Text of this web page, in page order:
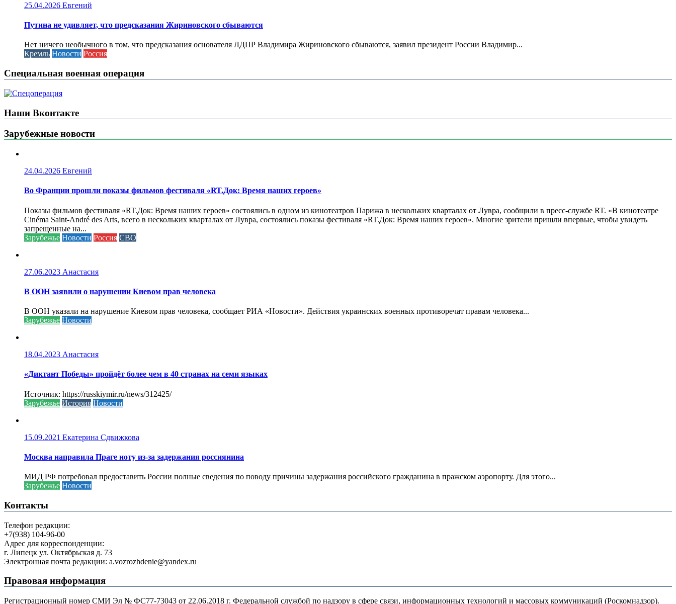
25.04.2026 Евгений
Путина не удивляет, что предсказания Жириновского сбываются
Нет ничего необычного в том, что предсказания основателя ЛДПР Владимира Жириновского сбываются, заявил президент России Владимир...
Кремль Новости Россия
Специальная военная операция
Наши Вконтакте
Зарубежные новости
24.04.2026 Евгений
Во Франции прошли показы фильмов фестиваля «RT.Док: Время наших героев»
Показы фильмов фестиваля «RT.Док: Время наших героев» состоялись в одном из кинотеатров Парижа в нескольких кварталах от Лувра, сообщили в пресс-службе RT. «В кинотеатре
Cinéma Saint-André des Arts, всего в нескольких кварталах от Лувра, состоялись показы фестиваля «RT.Док: Время наших героев». Многие зрители пришли впервые, чтобы увидеть
запрещенные на...
Зарубежье Новости Россия СВО
27.06.2023 Анастасия
В ООН заявили о нарушении Киевом прав человека
В ООН указали на нарушение Киевом прав человека, сообщает РИА «Новости». Действия украинских военных противоречат правам человека...
Зарубежье Новости
18.04.2023 Анастасия
«Диктант Победы» пройдёт более чем в 40 странах на семи языках
Источник: https://russkiymir.ru/news/312425/
Зарубежье История Новости
15.09.2021 Екатерина Сдвижкова
Москва направила Праге ноту из-за задержания россиянина
МИД РФ потребовал предоставить России полные сведения по поводу причины задержания российского гражданина в пражском аэропорту. Для этого...
Зарубежье Новости
Контакты
Телефон редакции:
+7(938) 104-96-00
Адрес для корреспонденции:
г. Липецк ул. Октябрьская д. 73
Электронная почта редакции: a.vozrozhdenie@yandex.ru
Правовая информация
Регистрационный номер СМИ Эл № ФС77-73043 от 22.06.2018 г. Федеральной службой по надзору в сфере связи, информационных технологий и массовых коммуникаций (Роскомнадзор).